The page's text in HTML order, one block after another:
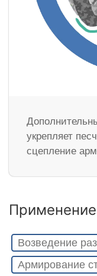
укрепляет
сцепление
Применение
Возведение
Армирование